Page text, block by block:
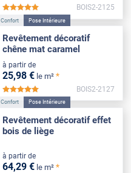
BOIS2-2125
Confort Pose Intérieure
Revêtement décoratif
chêne mat caramel
à partir de
25,98 € le m² *
BOIS2-2127
Confort Pose Intérieure
Revêtement décoratif effet
bois de liège
à partir de
64,29 € le m² *